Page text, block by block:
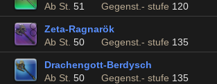
Ab St. 51 Gegenst.- stufe 120
Zeta-Ragnarök
Ab St. 50 Gegenst.- stufe 135
Drachengott-Berdysch
Ab St. 50 Gegenst.- stufe 135